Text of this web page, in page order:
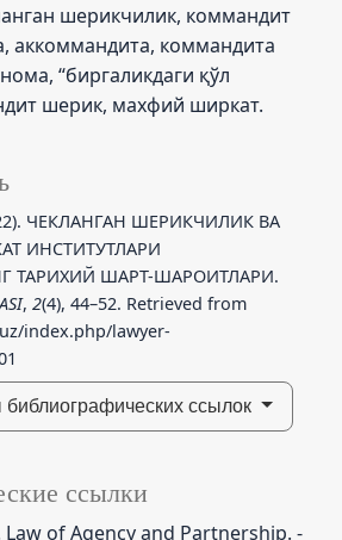
шерикчилик, коммандит
аккоммандита, коммандита
“биргаликдаги қўл
шерик, махфий ширкат.
ЧЕКЛАНГАН ШЕРИКЧИЛИК ВА
ИНСТИТУТЛАРИ
ШАРТ-ШАРОИТЛАРИ.
, 2(4), 44–52. Retrieved from
index.php/lawyer-
ссылок
ссылки
of Agency and Partnership. -